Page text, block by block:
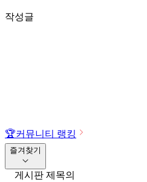
작성글
🏆커뮤니티 랭킹
즐겨찾기
게시판 제목의